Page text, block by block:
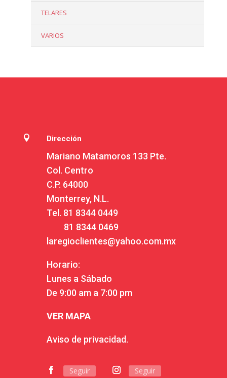
TELARES
VARIOS
 Dirección
Mariano Matamoros 133 Pte.
Col. Centro
C.P. 64000
Monterrey, N.L.
Tel. 81 8344 0449
81 8344 0469
laregioclientes@yahoo.com.mx
Horario:
Lunes a Sábado
De 9:00 am a 7:00 pm
VER MAPA
Aviso de privacidad.
Seguir Seguir